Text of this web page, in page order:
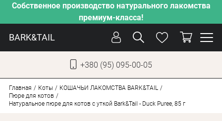
Собственное производство натурального лакомства
премиум-класса!
BARK&TAIL
+380 (95) 095-00-05
Главная Коты
КОШАЧЬИ ЛАКОМСТВА BARK&TAIL
Пюре для котов
Натуральное пюре для котов с уткой Bark&Tail - Duck Puree, 85 г